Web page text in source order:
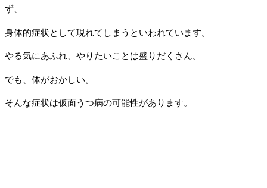
ず、
身体的症状として現れてしまうといわれています。
やる気にあふれ、やりたいことは盛りだくさん。
でも、体がおかしい。
そんな症状は仮面うつ病の可能性があります。